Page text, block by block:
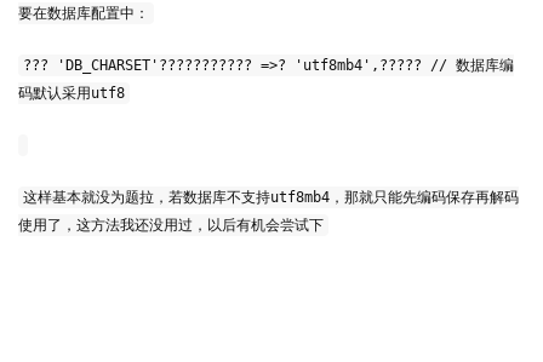
要在数据库配置中：
??? 'DB_CHARSET'??????????? =>? 'utf8mb4',????? // 数据库编
码默认采用utf8
这样基本就没为题拉，若数据库不支持utf8mb4，那就只能先编码保存再解码
使用了，这方法我还没用过，以后有机会尝试下